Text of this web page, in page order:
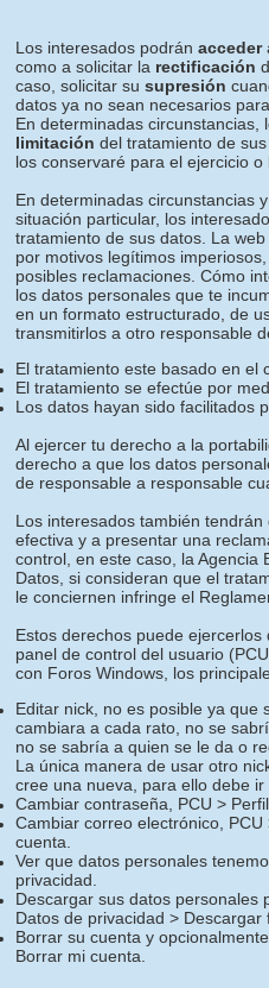
Los interesados podrán acceder
como a solicitar la rectificación
caso, solicitar su supresión
datos ya no sean necesarios
En determinadas circunstancias,
limitación del tratamiento de
los conservaré para el ejercicio
En determinadas circunstancias
situación particular, los
tratamiento de sus datos. La
por motivos legítimos
posibles reclamaciones. Cómo
los datos personales que te
en un formato estructurado, de
transmitirlos a otro responsable
El tratamiento este basado en el
El tratamiento se efectúe por
Los datos hayan sido facilitados
Al ejercer tu derecho a la
derecho a que los datos
de responsable a responsable
Los interesados también
efectiva y a presentar una
control, en este caso, la Agencia
Datos, si consideran que el
le conciernen infringe el
Estos derechos puede
panel de control del usuario
con Foros Windows, los
Editar nick, no es posible ya que
cambiara a cada rato, no se
no se sabría a quien se le da o
La única manera de usar otro
cree una nueva, para ello debe ir
Cambiar contraseña, PCU >
Cambiar correo electrónico,
cuenta.
Ver que datos personales
privacidad.
Descargar sus datos personales
Datos de privacidad > Descargar
Borrar su cuenta y
Borrar mi cuenta.